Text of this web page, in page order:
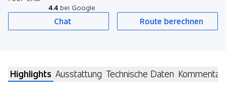
4.4 bei Google
Chat Route berechnen
Highlights Ausstattung Technische Daten Kommentar